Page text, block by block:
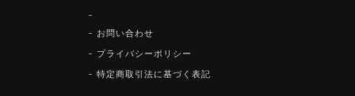
お問い合わせ
プライバシーポリシー
特定商取引法に基づく表記